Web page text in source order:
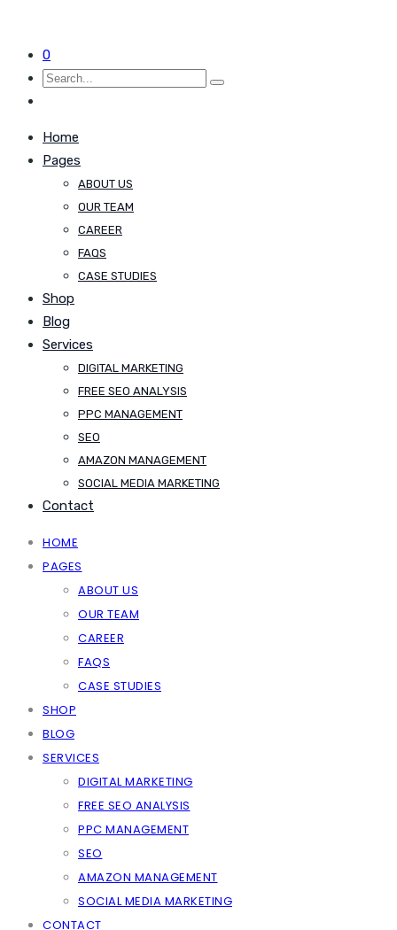
0
Home
Pages
ABOUT US
OUR TEAM
CAREER
FAQS
CASE STUDIES
Shop
Blog
Services
DIGITAL MARKETING
FREE SEO ANALYSIS
PPC MANAGEMENT
SEO
AMAZON MANAGEMENT
SOCIAL MEDIA MARKETING
Contact
HOME
PAGES
ABOUT US
OUR TEAM
CAREER
FAQS
CASE STUDIES
SHOP
BLOG
SERVICES
DIGITAL MARKETING
FREE SEO ANALYSIS
PPC MANAGEMENT
SEO
AMAZON MANAGEMENT
SOCIAL MEDIA MARKETING
CONTACT